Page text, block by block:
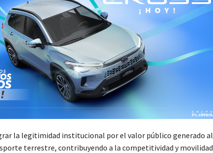
la legitimidad institucional por el valor público generado al
terrestre, contribuyendo a la competitividad y movilidad